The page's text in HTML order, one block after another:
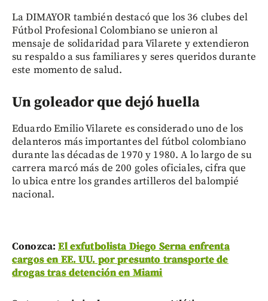
La DIMAYOR también destacó que los 36 clubes del
Fútbol Profesional Colombiano se unieron al
mensaje de solidaridad para Vilarete y extendieron
su respaldo a sus familiares y seres queridos durante
este momento de salud.
Un goleador que dejó huella
Eduardo Emilio Vilarete es considerado uno de los
delanteros más importantes del fútbol colombiano
durante las décadas de 1970 y 1980. A lo largo de su
carrera marcó más de 200 goles oficiales, cifra que
lo ubica entre los grandes artilleros del balompié
nacional.
Conozca:El exfutbolista Diego Serna enfrenta
cargos en EE. UU. por presunto transporte de
drogas tras detención en Miami